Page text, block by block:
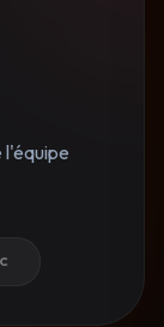
l'équipe